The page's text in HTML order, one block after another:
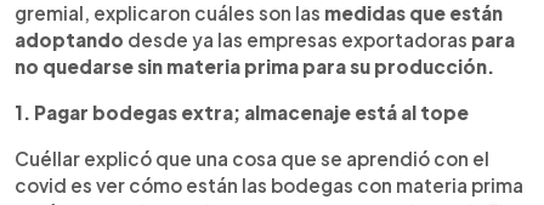
gremial, explicaron cuáles son las medidas que están
adoptando desde ya las empresas exportadoras para
no quedarse sin materia prima para su producción.
1. Pagar bodegas extra; almacenaje está al tope
Cuéllar explicó que una cosa que se aprendió con el
covid es ver cómo están las bodegas con materia prima